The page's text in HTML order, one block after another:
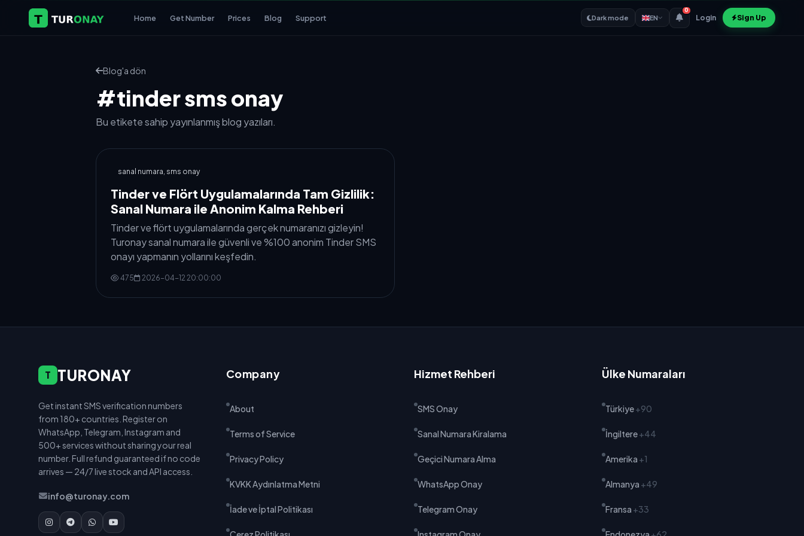
Home Get Number Prices Blog Support Dark mode EN
0
Login Sign Up
Blog'a dön
#tinder sms onay
Bu etikete sahip yayınlanmış blog yazıları.
sanal numara, sms onay
Tinder ve Flört Uygulamalarında Tam Gizlilik:
Sanal Numara ile Anonim Kalma Rehberi
Tinder ve flört uygulamalarında gerçek numaranızı gizleyin!
Turonay sanal numara ile güvenli ve %100 anonim Tinder SMS
onayı yapmanın yollarını keşfedin.
475 2026-04-12 20:00:00
T TURONAY
Get instant SMS verification numbers
from 180+ countries. Register on
WhatsApp, Telegram, Instagram and
500+ services without sharing your real
number. Full refund guaranteed if no code
arrives — 24/7 live stock and API access.
info@turonay.com
Company
About
Terms of Service
Privacy Policy
KVKK Aydınlatma Metni
İade ve İptal Politikası
Hizmet Rehberi
SMS Onay
Sanal Numara Kiralama
Geçici Numara Alma
WhatsApp Onay
Telegram Onay
Ülke Numaraları
Türkiye+90
İngiltere+44
Amerika +1
Almanya +49
Fransa +33